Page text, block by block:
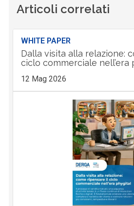
Articoli correlati
WHITE PAPER
Dalla visita alla relazione:
ciclo commerciale nell’era
12 Mag 2026